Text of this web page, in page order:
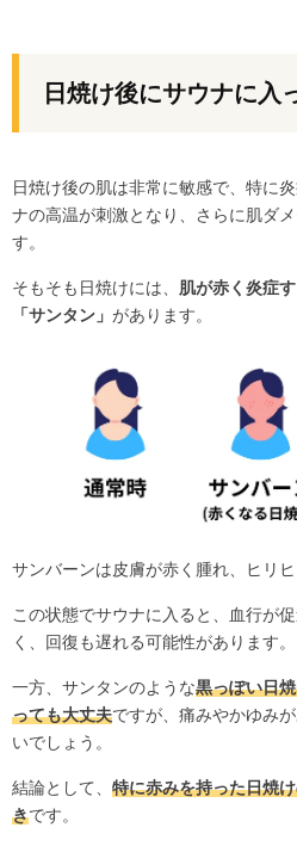
日焼け後にサウナに入
日焼け後の肌は非常に敏感で、特に
ナの高温が刺激となり、さらに肌ダ
す。
そもそも日焼けには、 肌が赤く炎症
「サンタン」 があります。
サンバーンは皮膚が赤く腫れ、ヒリ
この状態でサウナに入ると、血行が
く、回復も遅れる可能性があります。
一方、サンタンのような黒っぽい日
っても大丈夫ですが、痛みやかゆみ
いでしょう。
結論として、 特に赤みを持った日焼
きです。